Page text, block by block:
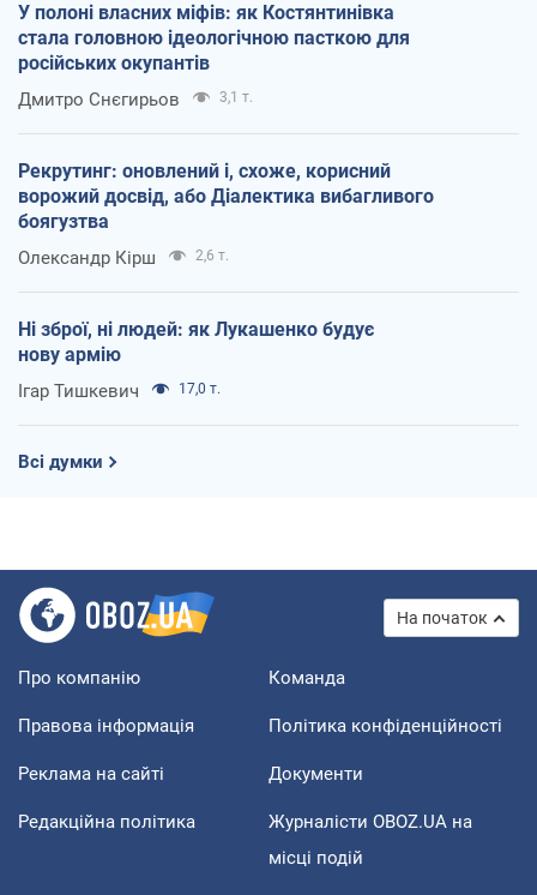
У полоні власних міфів: як Костянтинівка
стала головною ідеологічною пасткою для
російських окупантів
Дмитро Снєгирьов 3,1 т.
Рекрутинг: оновлений і, схоже, корисний
ворожий досвід, або Діалектика вибагливого
боягузтва
Олександр Кірш 2,6 т.
Ні зброї, ні людей: як Лукашенко будує
нову армію
Ігар Тишкевич 17,0 т.
Всі думки
На початок
Про компанію Команда
Правова інформація Політика конфіденційності
Реклама на сайті Документи
Редакційна політика
Журналісти OBOZ.UA на
місці подій